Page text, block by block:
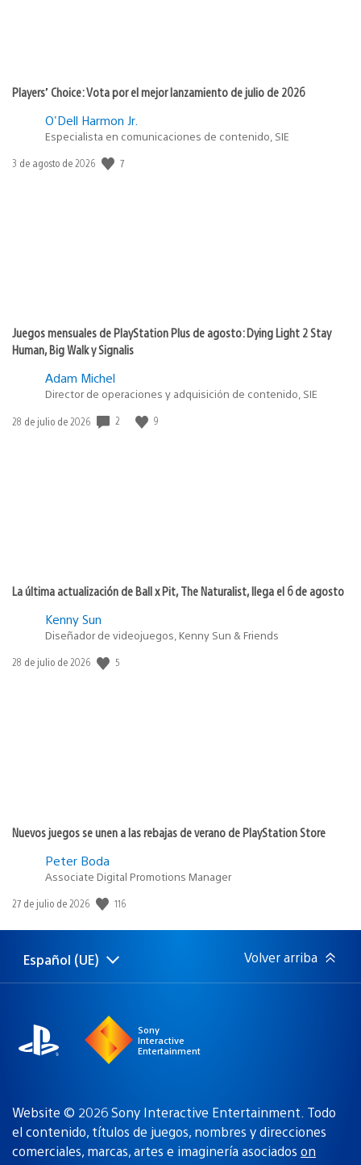
Players’ Choice: Vota por el mejor lanzamiento de julio de 2026
O'Dell Harmon Jr.
Especialista en comunicaciones de contenido, SIE
Fecha
3 de agosto de 2026 7
Juegos mensuales de PlayStation Plus de agosto: Dying Light 2 Stay
Human, Big Walk y Signalis
Adam Michel
Director de operaciones y adquisición de contenido, SIE
Fecha
28 de julio de 2026 2 9
La última actualización de Ball x Pit, The Naturalist, llega el 6 de agosto
Kenny Sun
Diseñador de videojuegos, Kenny Sun & Friends
Fecha
28 de julio de 2026 5
Nuevos juegos se unen a las rebajas de verano de PlayStation Store
Peter Boda
Associate Digital Promotions Manager
Fecha
publicación:
27 de julio de 2026 116
Selecciona
una
Región
actual:
Español (UE) Volver arriba
Sony
Interactive
Entertainment
Website © 2026 Sony Interactive Entertainment. Todo
el contenido, títulos de juegos, nombres y direcciones
comerciales, marcas, artes e imaginería asociados on